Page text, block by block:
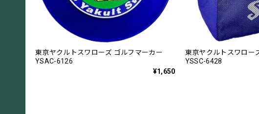
東京ヤクルトスワローズ ゴルフマーカー
YSAC-6126
¥1,650
東京ヤクルトスワロー
YSSC-6428